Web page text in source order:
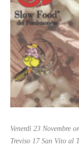
Venerdì 23 Novembre
Treviso 17 San Vito al